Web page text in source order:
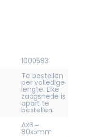
1000583
Te bestellen
per volledige
lengte. Elke
zaagsnede is
apart te
bestellen.
AxB =
80x5mm